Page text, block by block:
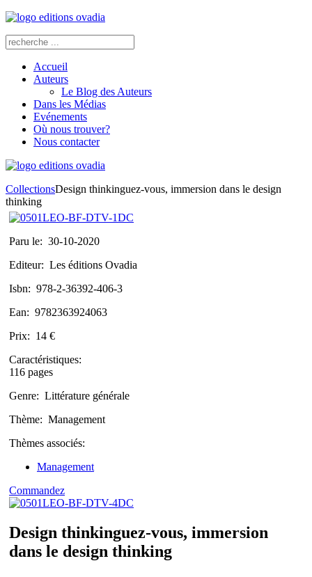
Accueil
Auteurs
Le Blog des Auteurs
Dans les Médias
Evénements
Où nous trouver?
Nous contacter
CollectionsDesign thinkinguez-vous, immersion dans le design
thinking
Paru le: 30-10-2020
Editeur: Les éditions Ovadia
Isbn: 978-2-36392-406-3
Ean: 9782363924063
Prix: 14 €
Caractéristiques:
116 pages
Genre: Littérature générale
Thème: Management
Thèmes associés:
Management
Commandez
Design thinkinguez-vous, immersion
dans le design thinking